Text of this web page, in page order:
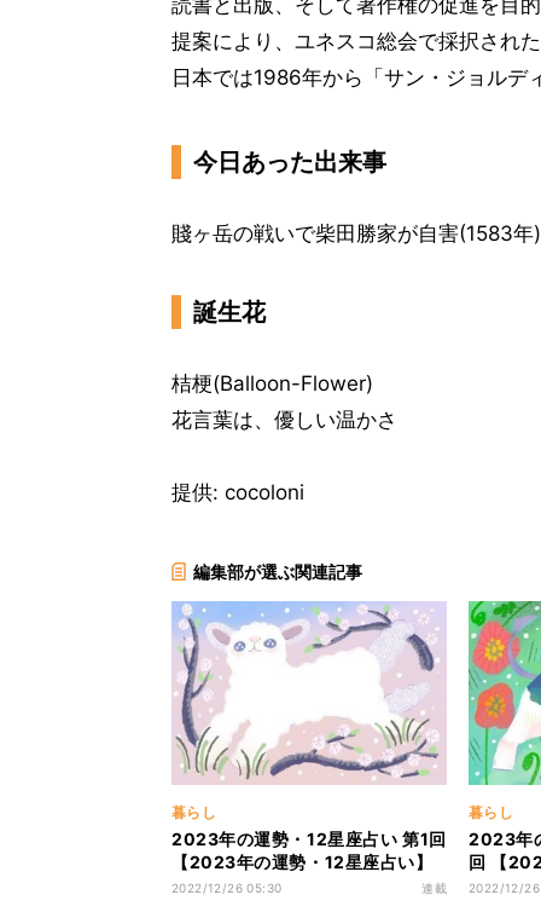
提案により、ユネスコ総会で採択され
日本では1986年から「サン・ジョルデ
今日あった出来事
賤ヶ岳の戦いで柴田勝家が自害(1583年)
誕生花
桔梗(Balloon-Flower)
花言葉は、優しい温かさ
提供: cocoloni
編集部が選ぶ関連記事
暮らし
2023年の運勢・12星座占い 第1回
【2023年の運勢・12星座占い】
おひつじ座(牡羊): 3月21日～4月
2022/12/26 05:30 連載
暮らし
2023年
回 【
い】お
2022/12/